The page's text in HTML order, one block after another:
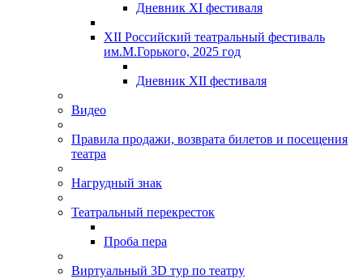
Дневник XI фестиваля
XII Российский театральный фестиваль
им.М.Горького, 2025 год
Дневник XII фестиваля
Видео
Правила продажи, возврата билетов и посещения
театра
Нагрудный знак
Театральный перекресток
Проба пера
Виртуальный 3D тур по театру